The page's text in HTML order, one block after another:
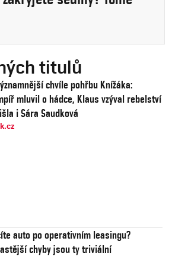
titulů
chvíle pohřbu Knížáka:
mluvil o hádce, Klaus vzýval rebelství
i Sára Saudková
auto po operativním leasingu?
chyby jsou ty triviální